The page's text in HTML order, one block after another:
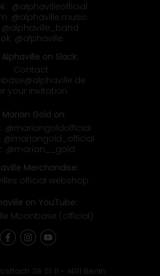
@alphavilleofficial
@alphaville.music
@alphaville_band
@alphaville
Alphaville on Slack:
Contact
your invitation
Marian Gold on:
@mariangoldofficial
@mariangold_official
@marian__gold
Merchandise:
official webshop
on YouTube:
Moonbase (official)
38 01 11 - 14111 Berlin